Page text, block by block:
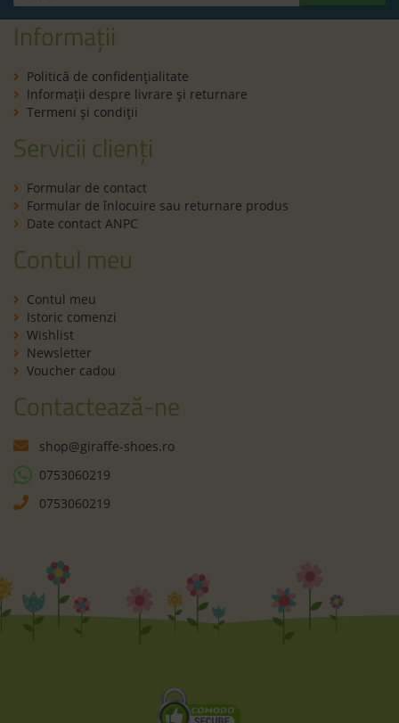
Informații
Politică de confidenţialitate
Informaţii despre livrare și returnare
Termeni şi condiţii
Servicii clienți
Formular de contact
Formular de înlocuire sau returnare produs
Date contact ANPC
Contul meu
Contul meu
Istoric comenzi
Wishlist
Newsletter
Voucher cadou
Contactează-ne
shop@giraffe-shoes.ro
0753060219
0753060219